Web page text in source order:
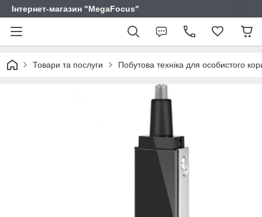
Інтернет-магазин "MegaFocus"
Товари та послуги Побутова техніка для особистого